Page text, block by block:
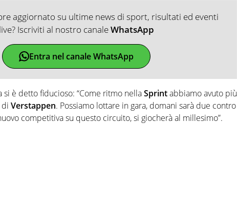
aggiornato su ultime news di sport, risultati ed eventi
live? Iscriviti al nostro canaleWhatsApp
Entra nel canale WhatsApp
si è detto fiducioso: “Come ritmo nellaSprintabbiamo avuto più
di Verstappen. Possiamo lottare in gara, domani sarà due contro
competitiva su questo circuito, si giocherà al millesimo”.